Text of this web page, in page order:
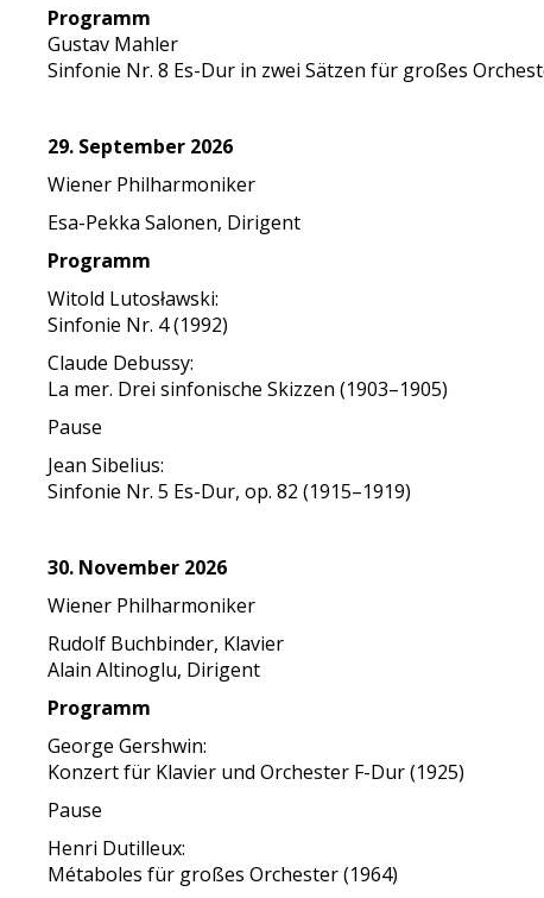
Programm
Gustav Mahler
Sinfonie Nr. 8 Es-Dur in zwei Sätzen für großes
29. September 2026
Wiener Philharmoniker
Esa-Pekka Salonen, Dirigent
Programm
Witold Lutosławski:
Sinfonie Nr. 4 (1992)
Claude Debussy:
La mer. Drei sinfonische Skizzen (1903–1905)
Pause
Jean Sibelius:
Sinfonie Nr. 5 Es-Dur, op. 82 (1915–1919)
30. November 2026
Wiener Philharmoniker
Rudolf Buchbinder, Klavier
Alain Altinoglu, Dirigent
Programm
George Gershwin:
Konzert für Klavier und Orchester F-Dur (1925)
Pause
Henri Dutilleux:
Métaboles für großes Orchester (1964)